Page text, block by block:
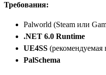
Требования:
Palworld (Steam или
.NET 6.0 Runtime
UE4SS (рекомендуемая
PalSchema